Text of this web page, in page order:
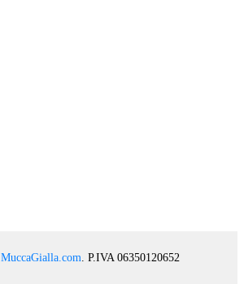
MuccaGialla.com . P.IVA 06350120652